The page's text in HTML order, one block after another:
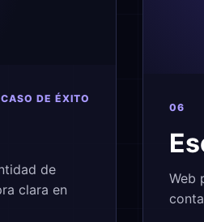
CASO DE ÉXITO
de
clara en
06
Web